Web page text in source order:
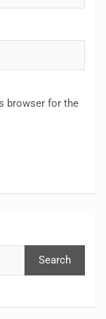
browser for the
Search